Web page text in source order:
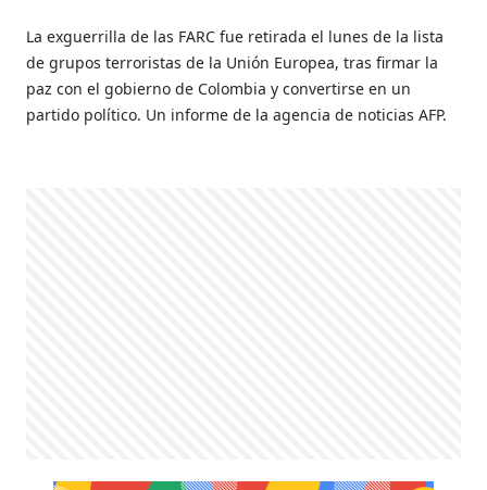
La exguerrilla de las FARC fue retirada el lunes de la lista
de grupos terroristas de la Unión Europea, tras firmar la
paz con el gobierno de Colombia y convertirse en un
partido político. Un informe de la agencia de noticias AFP.